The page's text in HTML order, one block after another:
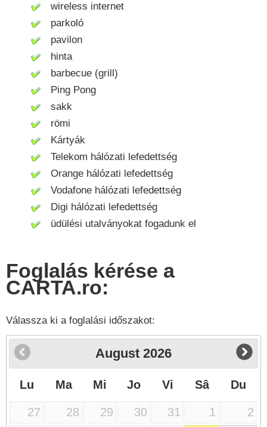
wireless internet
parkoló
pavilon
hinta
barbecue (grill)
Ping Pong
sakk
römi
Kártyák
Telekom hálózati lefedettség
Orange hálózati lefedettség
Vodafone hálózati lefedettség
Digi hálózati lefedettség
üdülési utalványokat fogadunk el
Foglalás kérése a
CARTA.ro:
Válassza ki a foglalási időszakot:
August 2026
Lu Ma Mi Jo Vi Sâ Du
27 28 29 30 31 1 2